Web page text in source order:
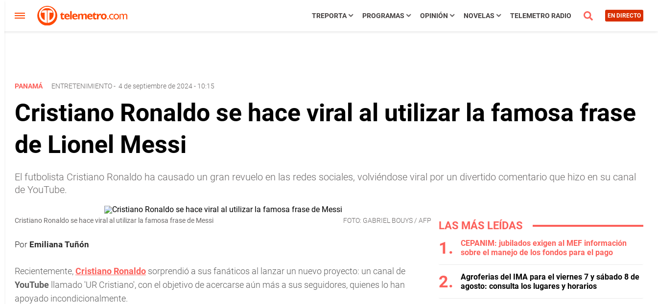
TREPORTA PROGRAMAS OPINIÓN NOVELAS TELEMETRO RADIO EN DIRECTO
PANAMÁ ENTRETENIMIENTO- 4 de septiembre de 2024 - 10:15
Cristiano Ronaldo se hace viral al utilizar la famosa frase
de Lionel Messi
El futbolista Cristiano Ronaldo ha causado un gran revuelo en las redes sociales, volviéndose viral por un divertido comentario que hizo en su canal
de YouTube.
Cristiano Ronaldo se hace viral al utilizar la famosa frase de Messi FOTO: GABRIEL BOUYS / AFP
Por Emiliana Tuñón
Recientemente,Cristiano Ronaldo sorprendió a sus fanáticos al lanzar un nuevo proyecto: un canal de
YouTube llamado 'UR Cristiano', con el objetivo de acercarse aún más a sus seguidores, quienes lo han
apoyado incondicionalmente.
LAS MÁS LEÍDAS
CEPANIM: jubilados exigen al MEF información
sobre el manejo de los fondos para el pago
Agroferias del IMA para el viernes 7 y sábado 8 de
agosto: consulta los lugares y horarios